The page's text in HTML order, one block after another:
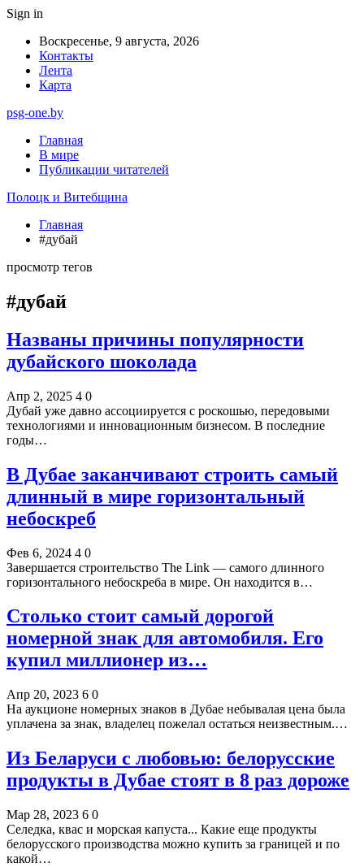
Sign in
Воскресенье, 9 августа, 2026
Контакты
Лента
Карта
psg-one.by
Главная
В мире
Публикации читателей
Полоцк и Витебщина
Главная
#дубай
просмотр тегов
#дубай
Названы причины популярности
дубайского шоколада
Апр 2, 2025 4 0
Дубай уже давно ассоциируется с роскошью, передовыми
технологиями и инновационным бизнесом. В последние
годы…
В Дубае заканчивают строить самый
длинный в мире горизонтальный
небоскреб
Фев 6, 2024 4 0
Завершается строительство The Link — самого длинного
горизонтального небоскреба в мире. Он находится в…
Столько стоит самый дорогой
номерной знак для автомобиля. Его
купил миллионер из…
Апр 20, 2023 6 0
На аукционе номерных знаков в Дубае небывалая цена была
уплачена за знак, владелец пожелал остаться неизвестным.…
Из Беларуси с любовью: белорусские
продукты в Дубае стоят в 8 раз дороже
Мар 28, 2023 6 0
Селедка, квас и морская капуста... Какие еще продукты
белорусского производства можно купить за границей и по
какой…